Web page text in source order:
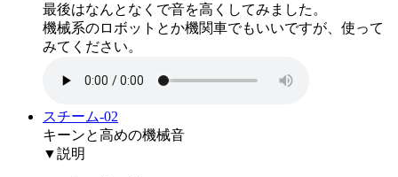
最後はなんとなくで音を高くしてみました。
機械系のロボットとか機関車でもいいですが、使って
みてください。
スチーム-02
キーンと高めの機械音
▼説明